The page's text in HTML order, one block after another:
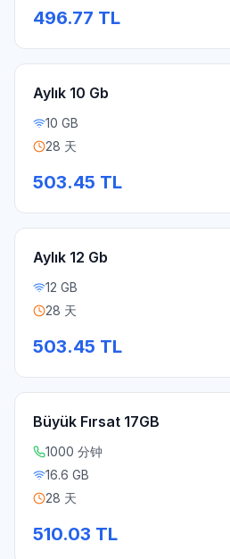
496.77 TL
Aylık 10 Gb
10 GB
28 天
503.45 TL
Aylık 12 Gb
12 GB
28 天
503.45 TL
Büyük Fırsat 17GB
1000 分钟
16.6 GB
28 天
510.03 TL